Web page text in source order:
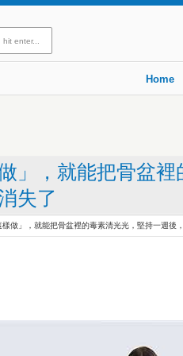
Home
」，就能把骨盆
失了
樣做」，就能把骨盆裡的毒素清光光，堅持一週後